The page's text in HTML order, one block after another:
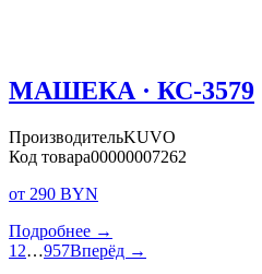
МАШЕКА · КС-3579
ПроизводительKUVO
Код товара00000007262
от 290 BYN
Подробнее →
1 2…957Вперёд →